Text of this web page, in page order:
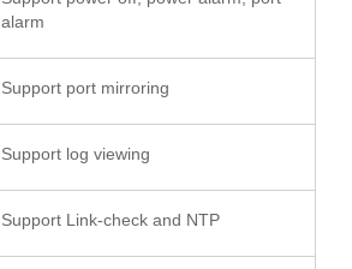
alarm
Support port mirroring
Support log viewing
Support Link-check and NTP